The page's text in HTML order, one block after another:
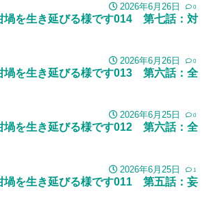
2026年6月26日 0
堝を生き延びる様です014 第七話：対
2026年6月26日 0
堝を生き延びる様です013 第六話：全
2026年6月25日 0
堝を生き延びる様です012 第六話：全
2026年6月25日 1
堝を生き延びる様です011 第五話：妄